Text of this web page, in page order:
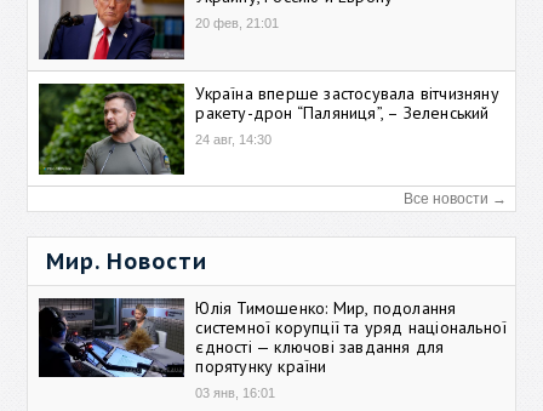
20 фев, 21:01
Україна вперше застосувала вітчизняну
ракету-дрон “Паляниця”, – Зеленський
24 авг, 14:30
Все новости →
Мир. Новости
Юлія Тимошенко: Мир, подолання
системної корупції та уряд національної
єдності — ключові завдання для
порятунку країни
03 янв, 16:01